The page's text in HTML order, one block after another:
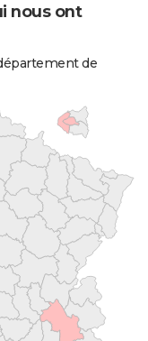
nous ont
de